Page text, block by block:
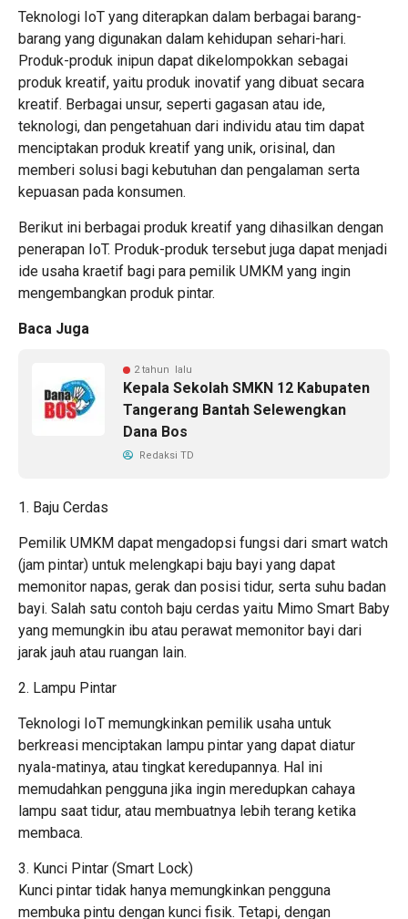
Teknologi IoT yang diterapkan dalam berbagai barang-
barang yang digunakan dalam kehidupan sehari-hari.
Produk-produk inipun dapat dikelompokkan sebagai
produk kreatif, yaitu produk inovatif yang dibuat secara
kreatif. Berbagai unsur, seperti gagasan atau ide,
teknologi, dan pengetahuan dari individu atau tim dapat
menciptakan produk kreatif yang unik, orisinal, dan
memberi solusi bagi kebutuhan dan pengalaman serta
kepuasan pada konsumen.
Berikut ini berbagai produk kreatif yang dihasilkan dengan
penerapan IoT. Produk-produk tersebut juga dapat menjadi
ide usaha kraetif bagi para pemilik UMKM yang ingin
mengembangkan produk pintar.
Baca Juga
2 tahun lalu
Kepala Sekolah SMKN 12 Kabupaten
Tangerang Bantah Selewengkan
Dana Bos
Redaksi TD
1. Baju Cerdas
Pemilik UMKM dapat mengadopsi fungsi dari smart watch
(jam pintar) untuk melengkapi baju bayi yang dapat
memonitor napas, gerak dan posisi tidur, serta suhu badan
bayi. Salah satu contoh baju cerdas yaitu Mimo Smart Baby
yang memungkin ibu atau perawat memonitor bayi dari
jarak jauh atau ruangan lain.
2. Lampu Pintar
Teknologi IoT memungkinkan pemilik usaha untuk
berkreasi menciptakan lampu pintar yang dapat diatur
nyala-matinya, atau tingkat keredupannya. Hal ini
memudahkan pengguna jika ingin meredupkan cahaya
lampu saat tidur, atau membuatnya lebih terang ketika
membaca.
3. Kunci Pintar (Smart Lock)
Kunci pintar tidak hanya memungkinkan pengguna
membuka pintu dengan kunci fisik. Tetapi, dengan